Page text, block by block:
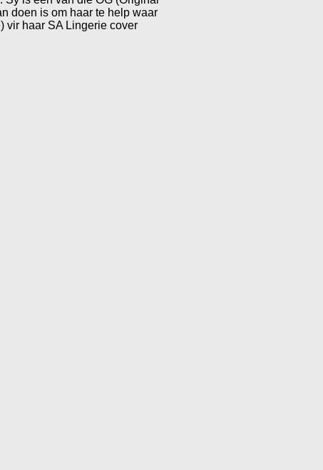
doen is om haar te help waar
vir haar SA Lingerie cover